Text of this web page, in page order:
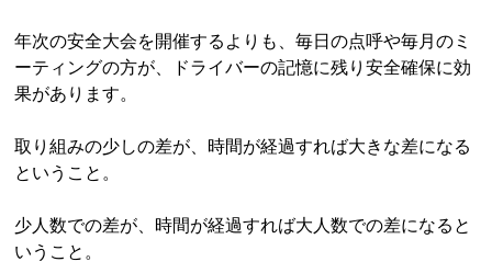
年次の安全大会を開催するよりも、毎日の点呼や毎月のミ
ーティングの方が、ドライバーの記憶に残り安全確保に効
果があります。
取り組みの少しの差が、時間が経過すれば大きな差になる
ということ。
少人数での差が、時間が経過すれば大人数での差になると
いうこと。